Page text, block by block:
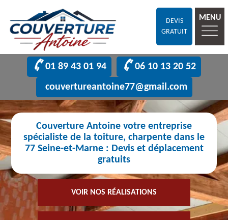
DEVIS
GRATUIT
MENU
01 89 43 01 94
06 10 13 20 52
couvertureantoine77@gmail.com
Couverture Antoine votre entreprise
spécialiste de la toiture, charpente dans le
77 Seine-et-Marne : Devis et déplacement
gratuits
VOIR NOS RÉALISATIONS